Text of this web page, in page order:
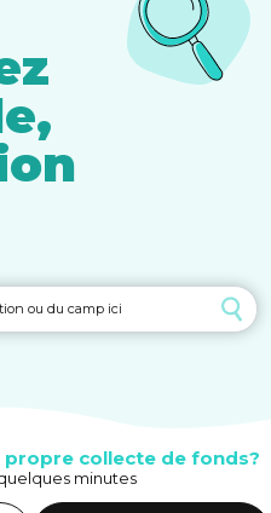
collecte de fonds?
minutes